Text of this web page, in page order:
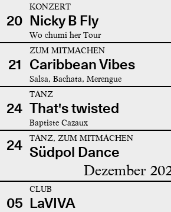
20
KONZERT
Nicky B Fly
Wo chumi her Tour
21
ZUM MITMACHEN
Caribbean Vibes
Salsa, Bachata, Merengue
24
TANZ
That's twisted
Baptiste Cazaux
24 TANZ, ZUM MITMACHEN
Südpol Dance
Dezember
05
CLUB
LaVIVA